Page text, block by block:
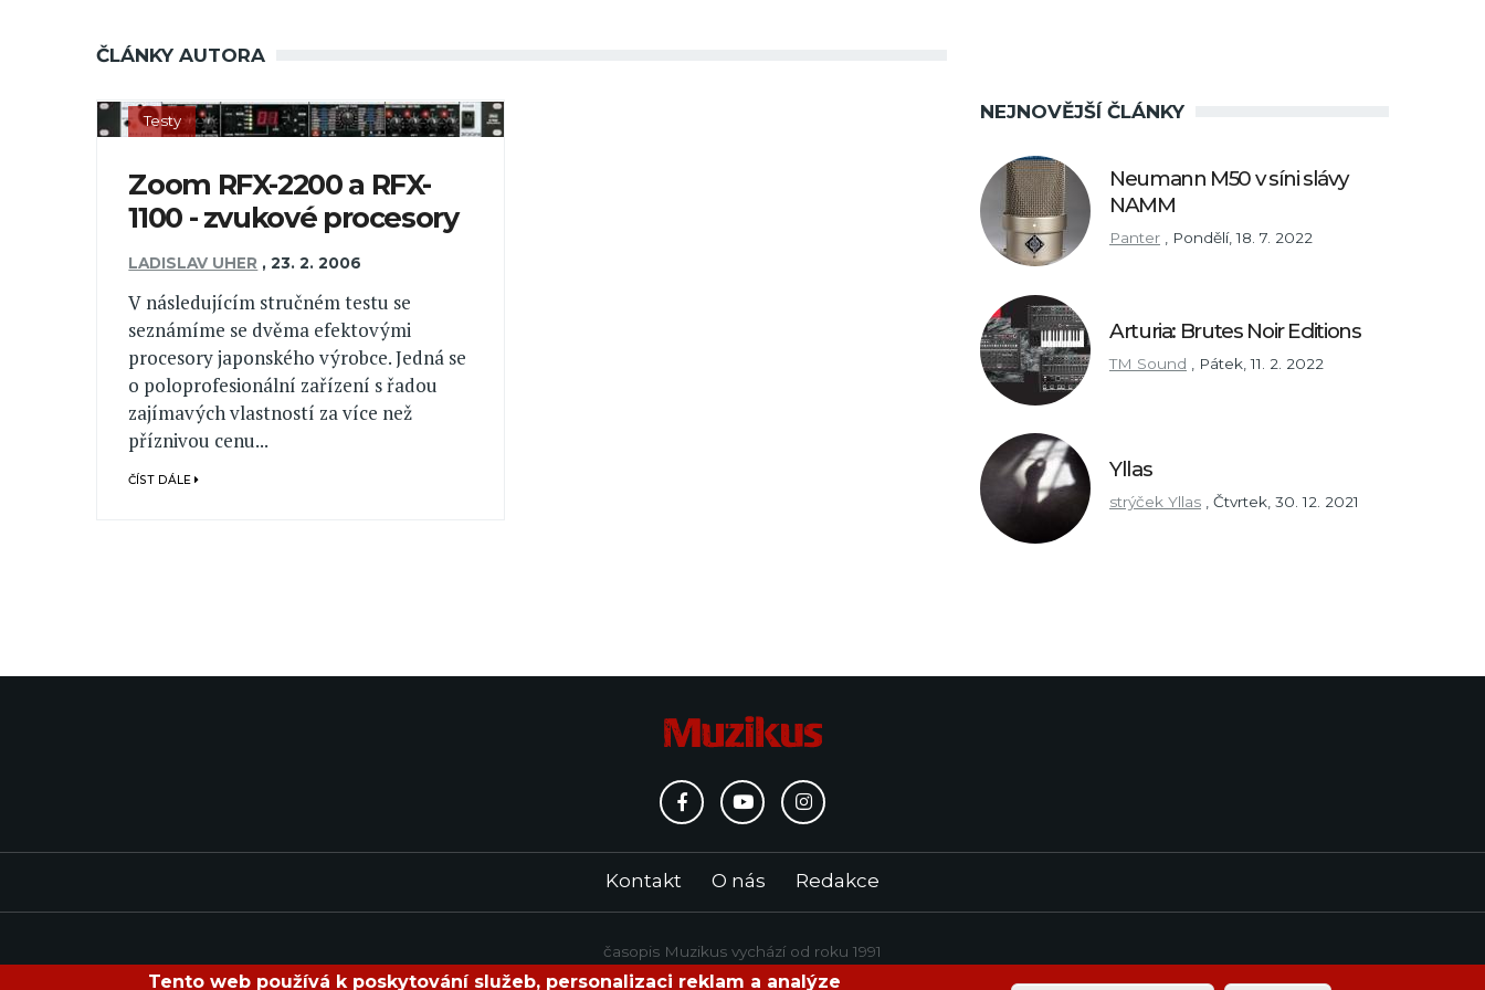
ČLÁNKY AUTORA
Testy
Zoom RFX-2200 a RFX-
1100 - zvukové procesory
LADISLAV UHER ,23. 2. 2006
V následujícím stručném testu se
seznámíme se dvěma efektovými
procesory japonského výrobce. Jedná se
o poloprofesionální zařízení s řadou
zajímavých vlastností za více než
příznivou cenu...
ČÍST DÁLE
NEJNOVĚJŠÍ ČLÁNKY
Neumann M50 v síni slávy
NAMM
Panter , Pondělí, 18. 7. 2022
Arturia: Brutes Noir Editions
TM Sound Pátek, 11. 2. 2022
Yllas
strýček Yllas , Čtvrtek, 30. 12. 2021
Kontakt O nás Redakce
časopis Muzikus vychází od roku 1991
Tento web používá k poskytování služeb, personalizaci reklam a analýze